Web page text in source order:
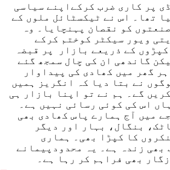
پر کاری ضرب کرکےاپنے سیاسی
تھا۔ اس نے ٹیکسٹائل ملوں کے
کو نقصان پہنچایا۔ وہ
ویور سیکٹر کوختم کرکے
کے ذریعے بازار پر قبضہ
گاندھی ان کی چال سمجھ گئے
گھر میں کھادی کی پیداوار
نے بتا دیا کہ انگریز ہمیں
گے۔ ہم نے تو اپنا بازار ہی
اس کی کوئی رسائی نہیں ہے۔
میں آج ہمارے پاس کھادی بھی
بنگال، بہار اور دیگر
کا کپڑا بھی۔ ہماری
بھی زندہ ہے۔ یہ محدودپیمانے
بھی فراہم کر رہا ہے۔